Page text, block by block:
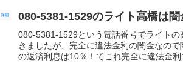
080-5381-1529のライト高橋は闇
080-5381-1529という電話番号でライト
きましたが、完全に違法金利の闇金なの
の返済利息は10％！てこれ完全に違法金